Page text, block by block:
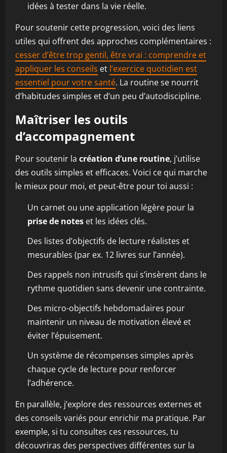
idées à tester dans la vie réelle.
Pour soutenir cette progression, voici des liens
utiles qui offrent des approches complémentaires :
cesser d’être trop gentil, être vrai : comprendre et
appliquer les conseils et l’exercice quotidien est
essentiel pour votre santé. La routine se nourrit
d’habitudes simples et d’un peu d’autodiscipline.
Maîtriser les outils
d’accompagnement
Pour soutenir la création d’une routine, j’utilise
des outils simples et efficaces. Voici ce qui marche
le mieux pour moi, et peut-être pour toi aussi :
Un carnet ou une application légère pour la
prise de notes et les idées clés.
Des listes d’objectifs de lecture réalistes et
mesurables (par ex. 12 livres sur l’année).
Des rappels non intrusifs qui s’insèrent dans le
rythme quotidien sans devenir une contrainte.
Des micro-objectifs hebdomadaires pour
maintenir un niveau de motivation élevé et
éviter l’épuisement.
Un système de récompenses simples après
chaque cycle de lecture pour renforcer
l’adhérence.
En parallèle, j’explore des ressources externes et
des conseils variés pour enrichir ma pratique. Par
exemple, si tu consultes ces ressources, tu
découvriras des perspectives différentes sur la